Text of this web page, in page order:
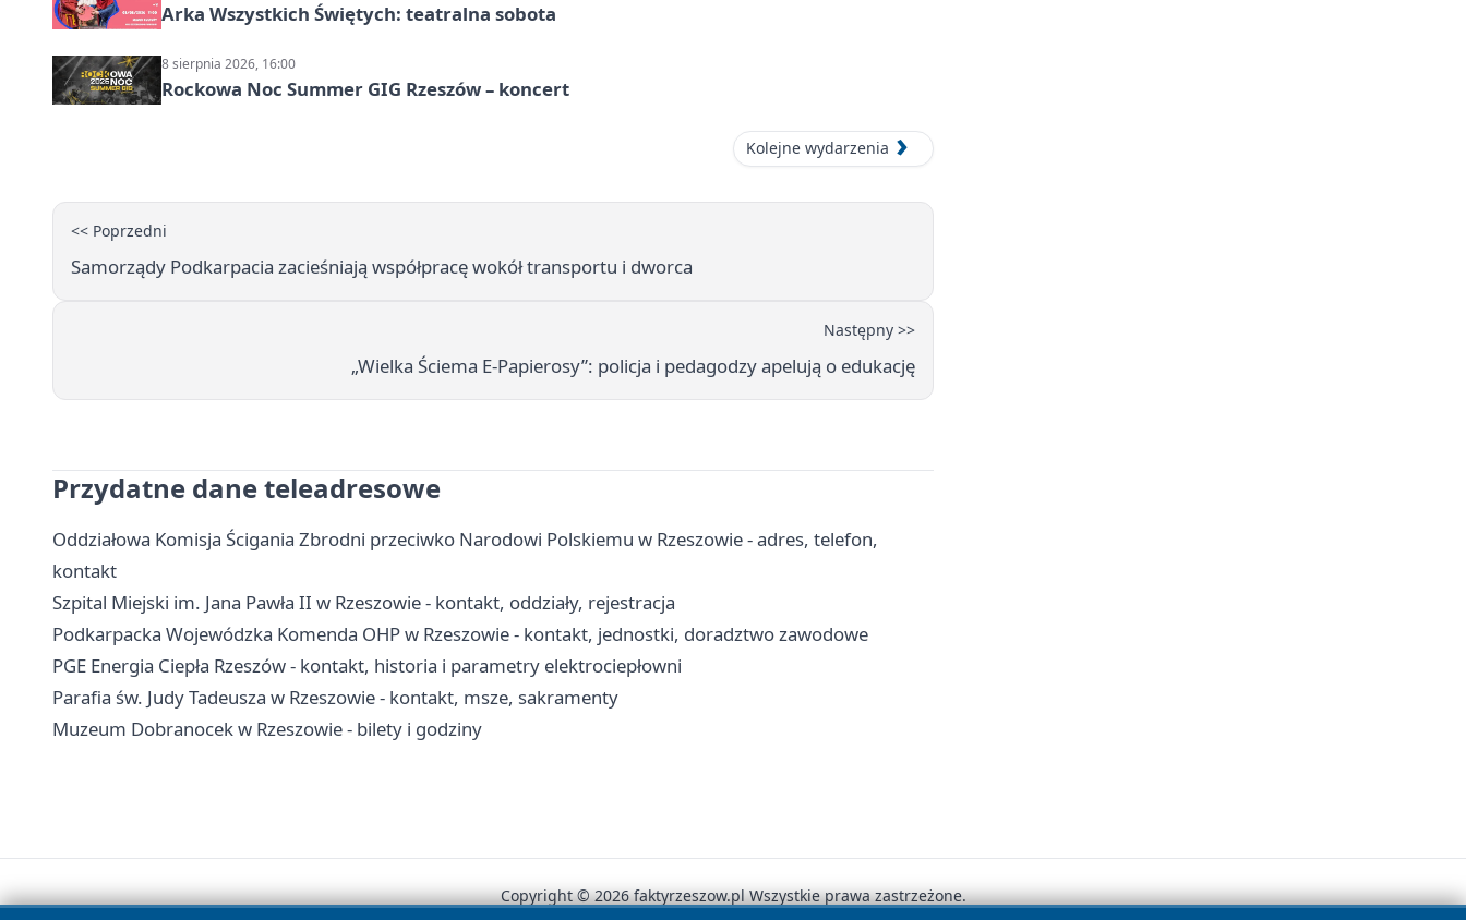
Arka Wszystkich Świętych: teatralna sobota
8 sierpnia 2026, 16:00
Rockowa Noc Summer GIG Rzeszów – koncert
Kolejne wydarzenia
<< Poprzedni
Samorządy Podkarpacia zacieśniają współpracę wokół transportu i dworca
Następny >>
„Wielka Ściema E‑Papierosy”: policja i pedagodzy apelują o edukację
Przydatne dane teleadresowe
Oddziałowa Komisja Ścigania Zbrodni przeciwko Narodowi Polskiemu w Rzeszowie - adres, telefon,
kontakt
Szpital Miejski im. Jana Pawła II w Rzeszowie - kontakt, oddziały, rejestracja
Podkarpacka Wojewódzka Komenda OHP w Rzeszowie - kontakt, jednostki, doradztwo zawodowe
PGE Energia Ciepła Rzeszów - kontakt, historia i parametry elektrociepłowni
Parafia św. Judy Tadeusza w Rzeszowie - kontakt, msze, sakramenty
Muzeum Dobranocek w Rzeszowie - bilety i godziny
Copyright © 2026 faktyrzeszow.pl Wszystkie prawa zastrzeżone.